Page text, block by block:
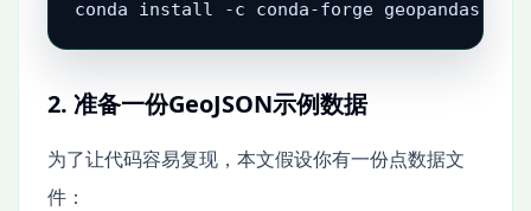
conda install -c conda-forge geopandas
2. 准备一份GeoJSON示例数据
为了让代码容易复现，本文假设你有一份点数据文
件：